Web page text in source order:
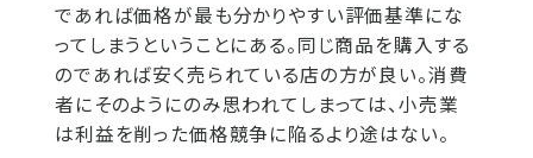
であれば価格が最も分かりやすい評価基準にな
ってしまうということにある。同じ商品を購入する
のであれば安く売られている店の方が良い。消費
者にそのようにのみ思われてしまっては、小売業
は利益を削った価格競争に陥るより途はない。